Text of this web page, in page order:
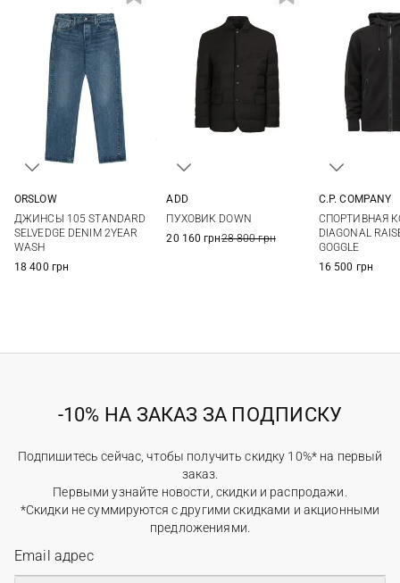
ORSLOW
ДЖИНСЫ 105 STANDARD
SELVEDGE DENIM 2YEAR
WASH
18 400 грн
ADD
ПУХОВИК DOWN
20 160 грн28 800 грн
XXL
C.P. COMPANY
СПОРТИВНАЯ
DIAGONAL
GOGGLE
16 500 грн
-10% НА ЗАКАЗ ЗА ПОДПИСКУ
Подпишитесь сейчас, чтобы получить скидку 10%* на первый
заказ.
Первыми узнайте новости, скидки и распродажи.
*Скидки не суммируются с другими скидками и акционными
предложениями.